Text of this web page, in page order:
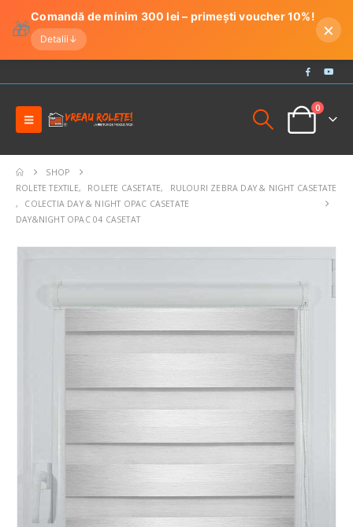
🎁
Comandă de minim 300 lei – primești voucher 10%!
Detalii ↓ ×
0
SHOP
ROLETE TEXTILE, ROLETE CASETATE,
RULOURI ZEBRA DAY & NIGHT CASETATE
,
COLECTIA DAY & NIGHT OPAC CASETATE
DAY&NIGHT OPAC 04 CASETAT